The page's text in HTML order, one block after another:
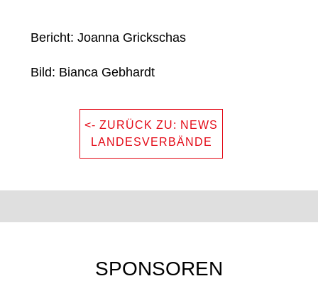
Bericht: Joanna Grickschas
Bild: Bianca Gebhardt
<- ZURÜCK ZU: NEWS
LANDESVERBÄNDE
SPONSOREN